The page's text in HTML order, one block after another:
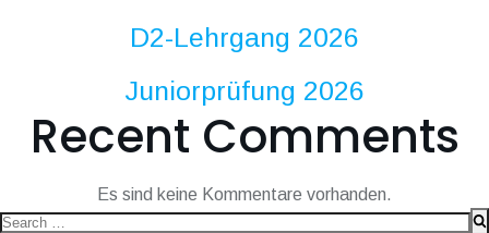
D2-Lehrgang 2026
Juniorprüfung 2026
Recent Comments
Es sind keine Kommentare vorhanden.
Search